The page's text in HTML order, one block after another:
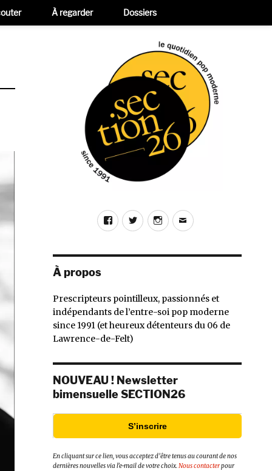
FacebookTwitterInstagram
E-
À propos
Prescripteurs pointilleux, passionnés et
indépendants de l’entre-soi pop moderne
since 1991 (et heureux détenteurs du 06 de
Lawrence-de-Felt)
NOUVEAU ! Newsletter
bimensuelle SECTION26
S’inscrire
En cliquant sur ce lien, vous acceptez d’être tenus au courant de nos
dernières nouvelles via l’e-mail de votre choix.Nous contacterpour
À regarder Dossiers